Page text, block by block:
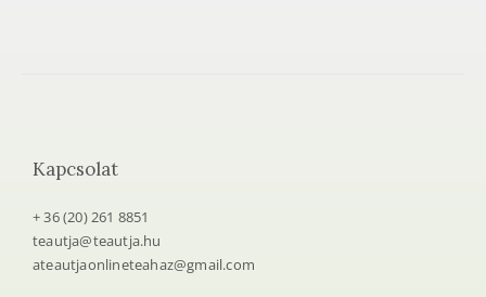
Kapcsolat
+ 36 (20) 261 8851
teautja@teautja.hu
ateautjaonlineteahaz@gmail.com